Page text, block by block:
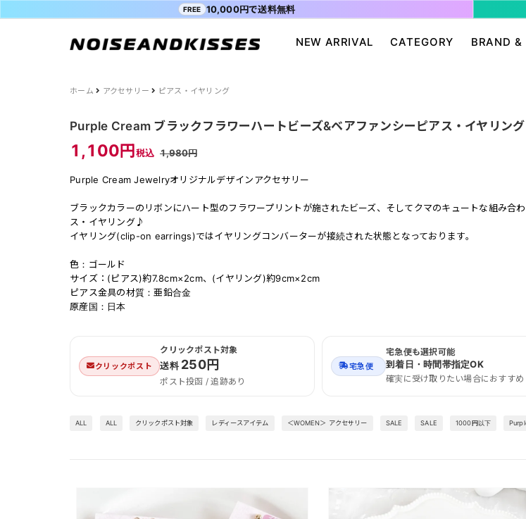
NEW ARRIVAL CATEGORY
ALL ITEM
SALE
BRAND &
ACDC RAG
FILA
47
ODD SOX
キャラジャン
MYUUA
サンリオ
ショッピングガイド
会員登録
FREE 10,000円で送料無料
ホーム アクセサリー ピアス・イヤリング
Purple Cream ブラックフラワーハートビーズ&ベアファンシーピアス・イヤリン
1,100円税込 1,980円
Purple Cream Jewelryオリジナルデザインアクセサリー
ブラックカラーのリボンにハート型のフラワープリントが施されたビーズ、そしてクマのキュートな組み合
ス・イヤリング♪
イヤリング(clip-on earrings)ではイヤリングコンバーターが接続された状態となっております。
色：ゴールド
サイズ：(ピアス)約7.8cm×2cm、(イヤリング)約9cm×2cm
ピアス金具の材質：亜鉛合金
原産国：日本
クリックポスト
クリックポスト対象
送料250円
ポスト投函 / 追跡あり
宅急便
宅急便も選択可能
到着日・時間帯指定OK
確実に受け取りたい場合におすすめ
ALL ALL クリックポスト対象 レディースアイテム ＜WOMEN＞ アクセサリー SALE SALE 1000円以下